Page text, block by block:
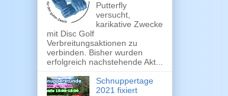
Putterfly
versucht,
karikative Zwecke
mit Disc Golf
Verbreitungsaktionen zu
verbinden. Bisher wurden
erfolgreich nachstehende Akt...
Schnuppertage
2021 fixiert